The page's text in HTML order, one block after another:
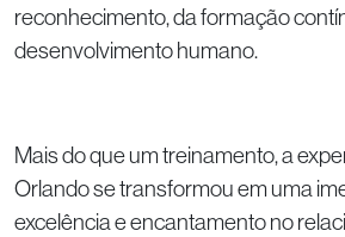
reconhecimento, da formação
desenvolvimento humano.
Mais do que um treinamento, a
Orlando se transformou em uma
excelência e encantamento no